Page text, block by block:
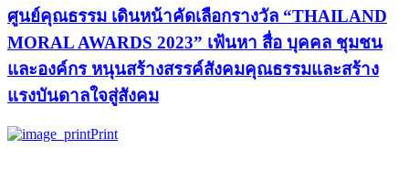
ศูนย์คุณธรรม เดินหน้าคัดเลือกรางวัล “THAILAND
MORAL AWARDS 2023” เฟ้นหา สื่อ บุคคล ชุมชน
และองค์กร หนุนสร้างสรรค์สังคมคุณธรรมและสร้าง
แรงบันดาลใจสู่สังคม
Print